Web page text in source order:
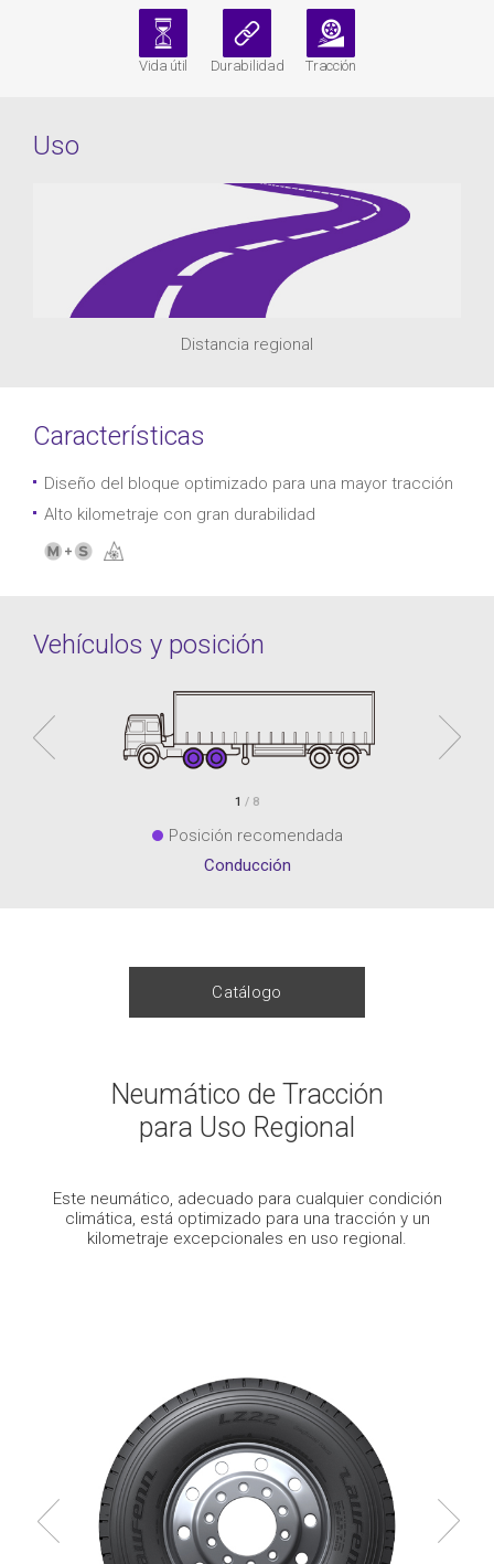
Vida útil Durabilidad Tracción
Uso
Distancia regional
Características
Diseño del bloque optimizado para una mayor tracción
Alto kilometraje con gran durabilidad
Vehículos y posición
1 / 8
Posición recomendada
Conducción
Catálogo
Neumático de Tracción
para Uso Regional
Este neumático, adecuado para cualquier condición
climática, está optimizado para una tracción y un
kilometraje excepcionales en uso regional.